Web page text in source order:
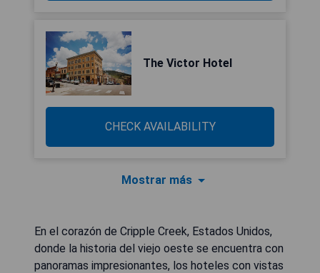
The Victor Hotel
CHECK AVAILABILITY
Mostrar más
En el corazón de Cripple Creek, Estados Unidos,
donde la historia del viejo oeste se encuentra con
panoramas impresionantes, los hoteles con vistas